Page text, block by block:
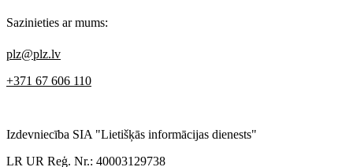
Sazinieties ar mums:
plz@plz.lv
+371 67 606 110
Izdevniecība SIA "Lietišķās informācijas dienests"
LR UR Reģ. Nr.: 40003129738